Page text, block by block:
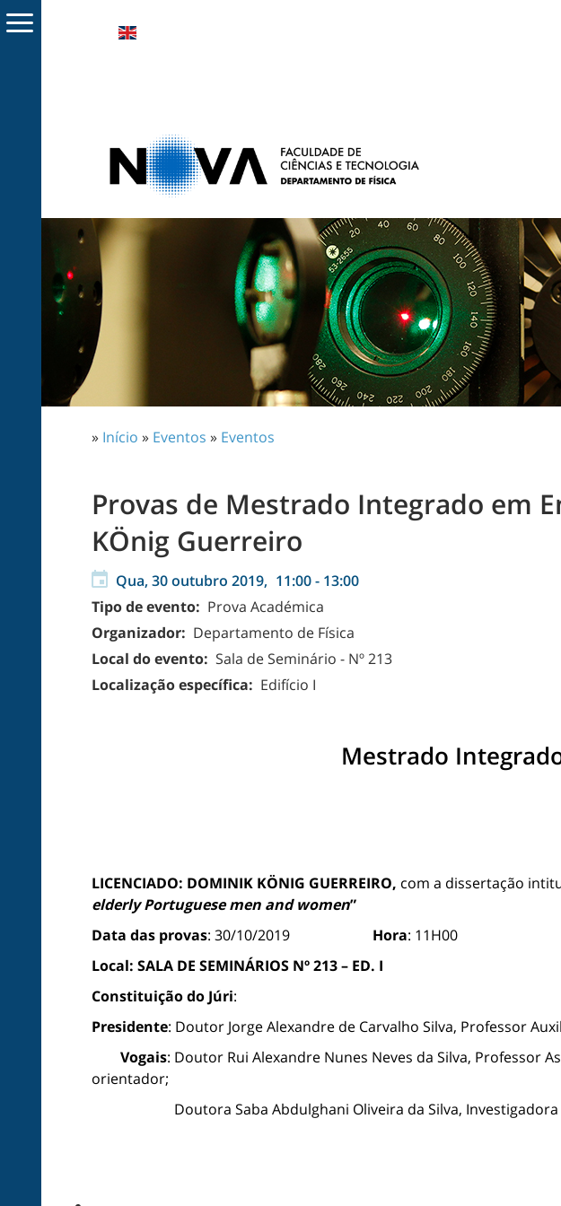
» Início » Eventos » Eventos
Provas de Mestrado Integrado em
KÖnig Guerreiro
Qua, 30 outubro 2019, 11:00- 13:00
Tipo de evento: Prova Académica
Organizador: Departamento de Física
Local do evento: Sala de Seminário - Nº 213
Localização específica: Edifício I
Mestrado
LICENCIADO: DOMINIK KÖNIG GUERREIRO, com a dissertação
elderly Portuguese men and women”
Data das provas: 30/10/2019 Hora: 11H00
Local: SALA DE SEMINÁRIOS Nº 213 – ED. I
Constituição do Júri:
Presidente: Doutor Jorge Alexandre de Carvalho Silva, Professor
Vogais: Doutor Rui Alexandre Nunes Neves da Silva, Professor
orientador;
Doutora Saba Abdulghani Oliveira da Silva, Investigadora